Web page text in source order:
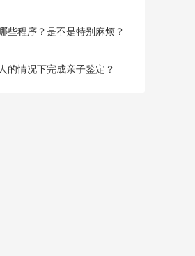
些程序？是不是特别麻烦？
的情况下完成亲子鉴定？